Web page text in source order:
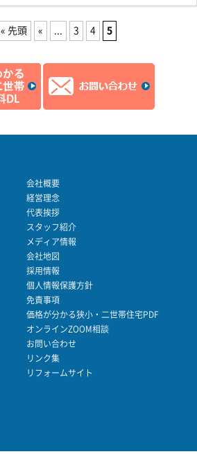
« 先頭 « 3 4 5
会社概要
経営理念
代表挨拶
スタッフ紹介
メディア情報
会社地図
採用情報
個人情報保護方針
免責事項
価格が分かる狭小・二世帯住宅PDF
オンラインZOOM相談
お問い合わせ
リンク集
リフォームサイト